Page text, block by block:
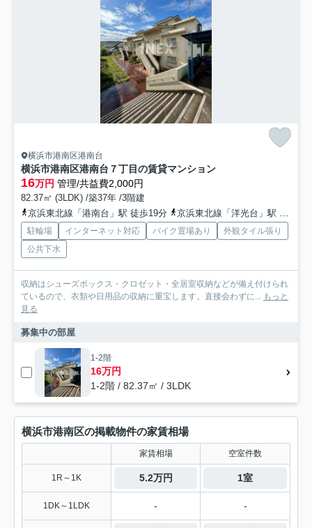
横浜市港南区港南台
横浜市港南区港南台７丁目の賃貸マンション
16万円 管理/共益費2,000円
82.37㎡ (3LDK) /築37年 /3階建
京浜東北線「港南台」駅 徒歩19分
京浜東北線「洋光台」駅 徒歩19分
駐輪場 インターネット対応 バイク置場あり
外観タイル張り
公共下水
収納はシューズボックス・クロゼット・全居室収納などが備え付けられ
ているので、衣類や日用品の収納に重宝します。直接会わずに... もっと
見る
募集中の部屋
1-2階
16万円
1-2階 / 82.37㎡ / 3LDK
横浜市港南区の掲載物件の家賃相場
家賃相場 空室件数
1R～1K 5.2万円 1室
1DK～1LDK - -